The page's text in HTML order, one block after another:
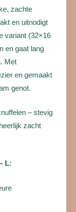
zachte
en uitnodigt
variant (32×16
en gaat lang
Met
en gemaakt
genot.
– stevig
zacht
L: